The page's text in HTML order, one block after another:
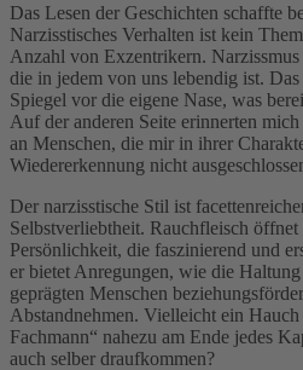
Das Lesen der Geschichten schaffte
Narzisstisches Verhalten ist kein
Anzahl von Exzentrikern.
die in jedem von uns lebendig ist.
Spiegel vor die eigene Nase, was
Auf der anderen Seite erinnerten
an Menschen, die mir in ihrer
Wiedererkennung nicht
Der narzisstische Stil ist
Selbstverliebtheit. Rauchfleisch
Persönlichkeit, die faszinierend und
er bietet Anregungen, wie die
geprägten Menschen
Abstandnehmen. Vielleicht ein
Fachmann“ nahezu am Ende jedes
auch selber draufkommen?